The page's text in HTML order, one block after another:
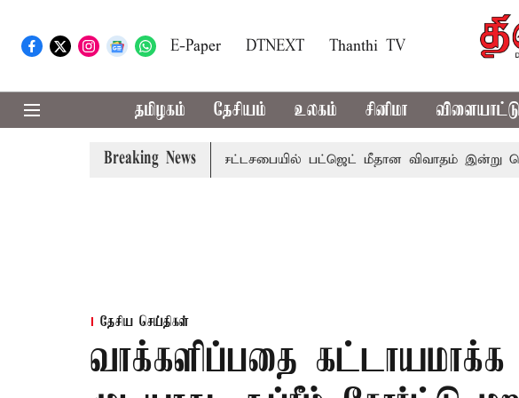
E-Paper DTNEXT Thanthi TV
தமிழகம் தேசியம் உலகம் சினிமா விளையாட்டு
Breaking News
தடுமாற்றமா? சட்டசபையில் பட்ஜெட் மீதான விவாதம் இன்று தொடக்கம்:
தேசிய செய்திகள்
வாக்களிப்பதை கட்டாயமாக்க